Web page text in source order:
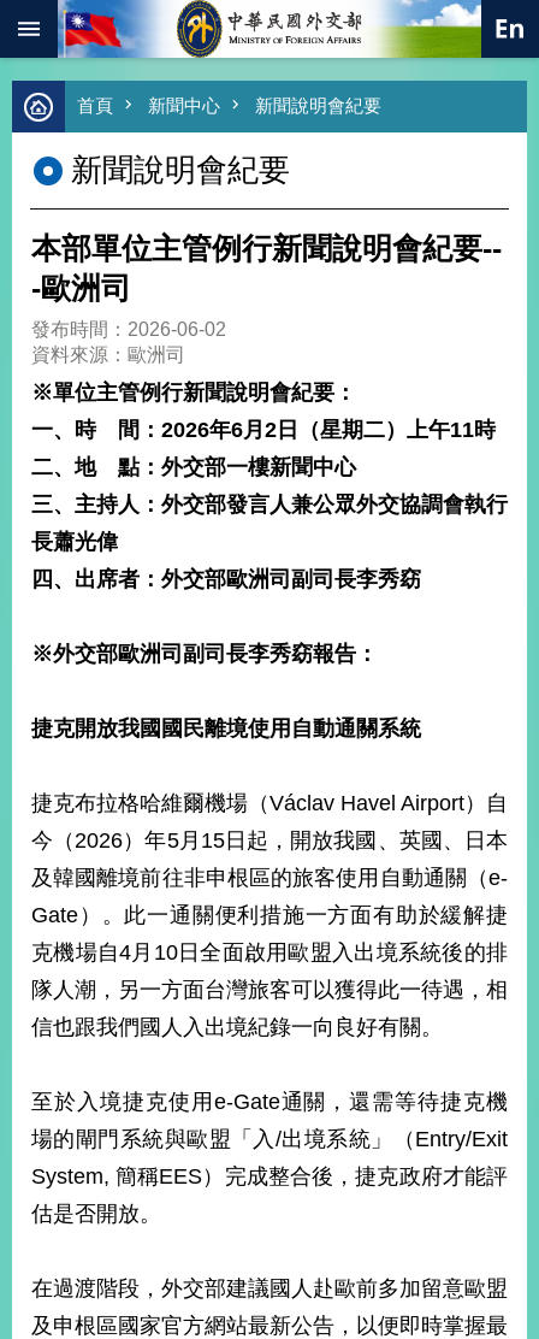
跳到主要內容區塊
進
階
尋
熱
總
合
外
值
外
交
經
濟
落
海
護
照
首
頁
網
站
導
關
於
新
中
心
交
資
首頁 新聞中心 新聞說明會紀要
新聞說明會紀要
本部單位主管例行新聞說明會紀要--
-歐洲司
發布時間：2026-06-02
資料來源：歐洲司
※單位主管例行新聞說明會紀要：
一、時 間： 2026年6月 2 日（星期二） 上午11時
二、地 點：外交部一樓新聞中心
三、主持人： 外交部發言人兼公眾外交協調會執行
長蕭光偉
四、出席者：外交部歐洲司副司長李秀窈
※外交部歐洲司副司長李秀窈報告 ：
捷克開放我國國民離境使用自動通關系統
捷克布拉格哈維爾機場（Václav Havel Airport）自
今（2026）年5月15日起，開放我國、英國、日本
及韓國離境前往非申根區的旅客使用自動通關（e-
Gate）。此一通關便利措施一方面有助於緩解捷
克機場自4月10日全面啟用歐盟入出境系統後的排
隊人潮，另一方面台灣旅客可以獲得此一待遇，相
信也跟我們國人入出境紀錄一向良好有關。
至於入境捷克使用e-Gate通關，還需等待捷克機
場的閘門系統與歐盟「入/出境系統」（Entry/Exit
System, 簡稱EES）完成整合後，捷克政府才能評
估是否開放。
在過渡階段，外交部建議國人赴歐前多加留意歐盟
及申根區國家官方網站最新公告，以便即時掌握最